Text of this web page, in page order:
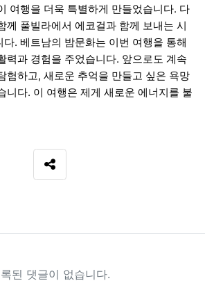
여행을 더욱 특별하게 만들었습니다. 다
께 풀빌라에서 에코걸과 함께 보내는 시
. 베트남의 밤문화는 이번 여행을 통해
력과 경험을 주었습니다. 앞으로도 계속
험하고, 새로운 추억을 만들고 싶은 욕망
니다. 이 여행은 제게 새로운 에너지를 불
SNS 공유
된 댓글이 없습니다.